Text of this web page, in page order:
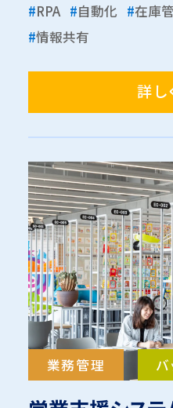
#RPA #自動化 #在庫
#情報共有
詳し
業務管理 バ